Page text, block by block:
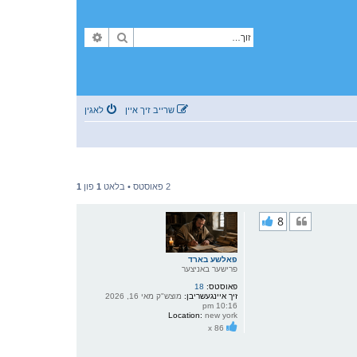
זוך
לאגין שרייב זיך איין
2 פאוסטס • בלאט 1 פון 1
פאלשע בארד
פרישער באניצער
פאוסטס: 18
זיך איינגעשריבן:
מוצש"ק מאי 16, 2026
10:16 pm
Location: new york
8